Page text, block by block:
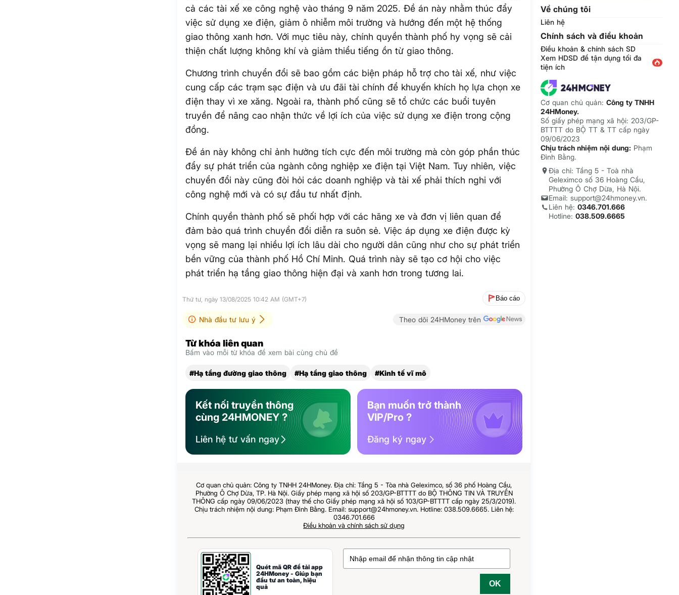
cả các tài xế xe công nghệ vào tháng 9 năm 2025. Đề án này nhằm thúc đẩy
việc sử dụng xe điện, giảm ô nhiễm môi trường và hướng đến một hệ thống
giao thông xanh hơn. Với mục tiêu này, chính quyền thành phố hy vọng sẽ cải
thiện chất lượng không khí và giảm thiểu tiếng ồn từ giao thông.
Chương trình chuyển đổi sẽ bao gồm các biện pháp hỗ trợ cho tài xế, như việc
cung cấp các trạm sạc điện và ưu đãi tài chính để khuyến khích họ lựa chọn xe
điện thay vì xe xăng. Ngoài ra, thành phố cũng sẽ tổ chức các buổi tuyên
truyền để nâng cao nhận thức về lợi ích của việc sử dụng xe điện trong cộng
đồng.
Đề án này không chỉ ảnh hưởng tích cực đến môi trường mà còn góp phần thúc
đẩy sự phát triển của ngành công nghiệp xe điện tại Việt Nam. Tuy nhiên, việc
chuyển đổi này cũng đòi hỏi các doanh nghiệp và tài xế phải thích nghi với
công nghệ mới và có sự đầu tư nhất định.
Chính quyền thành phố sẽ phối hợp với các hãng xe và đơn vị liên quan để
đảm bảo quá trình chuyển đổi diễn ra suôn sẻ. Việc áp dụng xe điện được kỳ
vọng sẽ mang lại nhiều lợi ích lâu dài cho người dân cũng như cho sự phát triển
bền vững của thành phố Hồ Chí Minh. Quá trình này sẽ tạo cơ hội cho việc
phát triển hạ tầng giao thông hiện đại và xanh hơn trong tương lai.
Thứ tư, ngày 13/08/2025 10:42 AM (GMT+7) Báo cáo
Nhà đầu tư lưu ý Theo dõi 24HMoney trên
Từ khóa liên quan
Bấm vào mỗi từ khóa để xem bài cùng chủ đề
#Hạ tầng đường giao thông #Hạ tầng giao thông #Kinh tế vĩ mô
Kết nối truyền thông
cùng 24HMONEY ?
Liên hệ tư vấn ngay
Bạn muốn trở thành
VIP/Pro ?
Đăng ký ngay
Cơ quan chủ quản: Công ty TNHH 24HMoney. Địa chỉ: Tầng 5 - Tòa nhà Geleximco, số 36 phố Hoàng Cầu,
Phường Ô Chợ Dừa, TP. Hà Nội. Giấy phép mạng xã hội số 203/GP-BTTTT do BỘ THÔNG TIN VÀ TRUYỀN
THÔNG cấp ngày 09/06/2023 (thay thế cho Giấy phép mạng xã hội số 103/GP-BTTTT cấp ngày 25/3/2019).
Chịu trách nhiệm nội dung: Phạm Đình Bằng. Email: support@24hmoney.vn. Hotline: 038.509.6665. Liên hệ:
0346.701.666
Điều khoản và chính sách sử dụng
Quét mã QR để tải app
24HMoney - Giúp bạn
đầu tư an toàn, hiệu
quả
OK
Về chúng tôi
Liên hệ
Chính sách và điều khoản
Điều khoản & chính sách SD
Xem HDSD để tận dụng tối đa
tiện ích
Cơ quan chủ quản:Công ty TNHH
24HMoney.
Số giấy phép mạng xã hội: 203/GP-
BTTTT do BỘ TT & TT cấp ngày
09/06/2023
Chịu trách nhiệm nội dung: Phạm
Đình Bằng.
Địa chỉ: Tầng 5 - Toà nhà
Geleximco số 36 Hoàng Cầu,
Phường Ô Chợ Dừa, Hà Nội.
Email: support@24hmoney.vn.
Liên hệ:0346.701.666
Hotline:038.509.6665